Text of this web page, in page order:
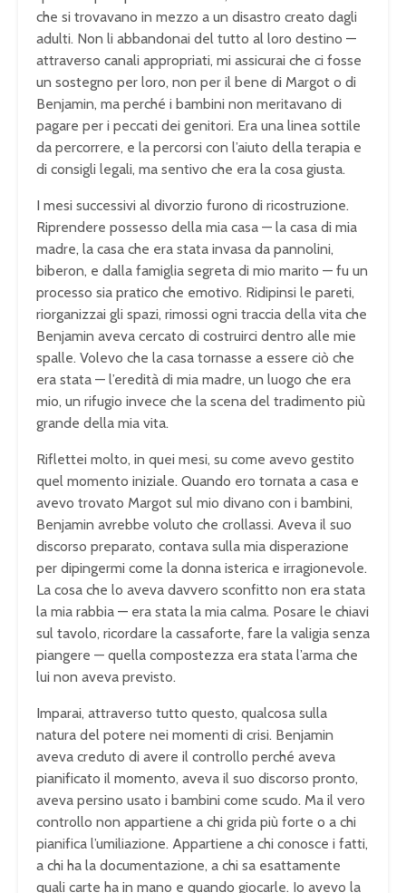
che si trovavano in mezzo a un disastro creato dagli
adulti. Non li abbandonai del tutto al loro destino —
attraverso canali appropriati, mi assicurai che ci fosse
un sostegno per loro, non per il bene di Margot o di
Benjamin, ma perché i bambini non meritavano di
pagare per i peccati dei genitori. Era una linea sottile
da percorrere, e la percorsi con l’aiuto della terapia e
di consigli legali, ma sentivo che era la cosa giusta.
I mesi successivi al divorzio furono di ricostruzione.
Riprendere possesso della mia casa — la casa di mia
madre, la casa che era stata invasa da pannolini,
biberon, e dalla famiglia segreta di mio marito — fu un
processo sia pratico che emotivo. Ridipinsi le pareti,
riorganizzai gli spazi, rimossi ogni traccia della vita che
Benjamin aveva cercato di costruirci dentro alle mie
spalle. Volevo che la casa tornasse a essere ciò che
era stata — l’eredità di mia madre, un luogo che era
mio, un rifugio invece che la scena del tradimento più
grande della mia vita.
Riflettei molto, in quei mesi, su come avevo gestito
quel momento iniziale. Quando ero tornata a casa e
avevo trovato Margot sul mio divano con i bambini,
Benjamin avrebbe voluto che crollassi. Aveva il suo
discorso preparato, contava sulla mia disperazione
per dipingermi come la donna isterica e irragionevole.
La cosa che lo aveva davvero sconfitto non era stata
la mia rabbia — era stata la mia calma. Posare le chiavi
sul tavolo, ricordare la cassaforte, fare la valigia senza
piangere — quella compostezza era stata l’arma che
lui non aveva previsto.
Imparai, attraverso tutto questo, qualcosa sulla
natura del potere nei momenti di crisi. Benjamin
aveva creduto di avere il controllo perché aveva
pianificato il momento, aveva il suo discorso pronto,
aveva persino usato i bambini come scudo. Ma il vero
controllo non appartiene a chi grida più forte o a chi
pianifica l’umiliazione. Appartiene a chi conosce i fatti,
a chi ha la documentazione, a chi sa esattamente
quali carte ha in mano e quando giocarle. Io avevo la